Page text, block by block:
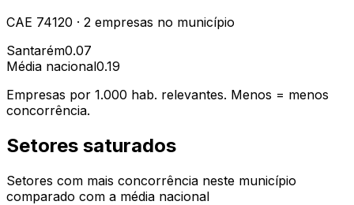
CAE 74120 · 2 empresas no município
Santarém0.07
Média nacional0.19
Empresas por 1.000 hab. relevantes. Menos = menos
concorrência.
Setores saturados
Setores com mais concorrência neste município
comparado com a média nacional